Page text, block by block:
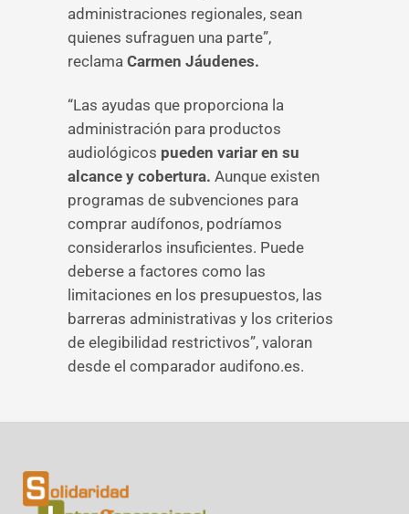
administraciones regionales, sean
quienes sufraguen una parte”,
reclama Carmen Jáudenes.
“Las ayudas que proporciona la
administración para productos
audiológicos pueden variar en su
alcance y cobertura. Aunque existen
programas de subvenciones para
comprar audífonos, podríamos
considerarlos insuficientes. Puede
deberse a factores como las
limitaciones en los presupuestos, las
barreras administrativas y los criterios
de elegibilidad restrictivos”, valoran
desde el comparador audifono.es.